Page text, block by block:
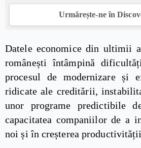
Urmărește-ne în
Datele economice din ultimii
românești întâmpină
procesul de modernizare și
ridicate ale creditării,
unor programe predictibile
capacitatea companiilor de a
noi și în creșterea